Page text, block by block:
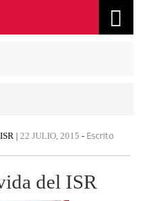
ISR | 22 JULIO, 2015 - Escrito
del ISR